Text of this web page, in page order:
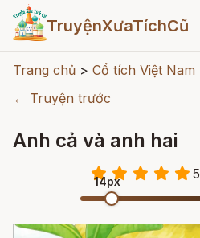
TruyệnXưaTíchCũ
Trang chủ > Cổ tích Việt Nam
← Truyện trước
Anh cả và anh hai
5
14px